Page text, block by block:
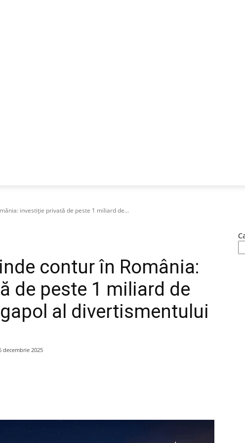
investiție privată de peste 1 miliard de...
contur în România:
de peste 1 miliard de
al divertismentului
decembrie 2025